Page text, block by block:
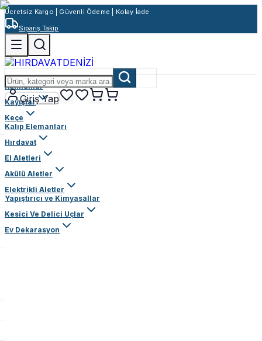
Ücretsiz Kargo | Güvenli Ödeme | Kolay İade
Sipariş Takip
Giriş Yap
Rulmanlar
Kayışlar
Keçe
Kalıp Elemanları
Hırdavat
El Aletleri
Akülü Aletler
Elektrikli Aletler
Yapıştırıcı ve Kimyasallar
Kesici Ve Delici Uçlar
Ev Dekarasyon